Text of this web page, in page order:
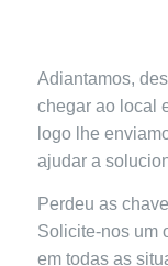
Adiantamos,
chegar ao local
logo lhe
ajudar a
Perdeu as
Solicite-nos um
em todas as